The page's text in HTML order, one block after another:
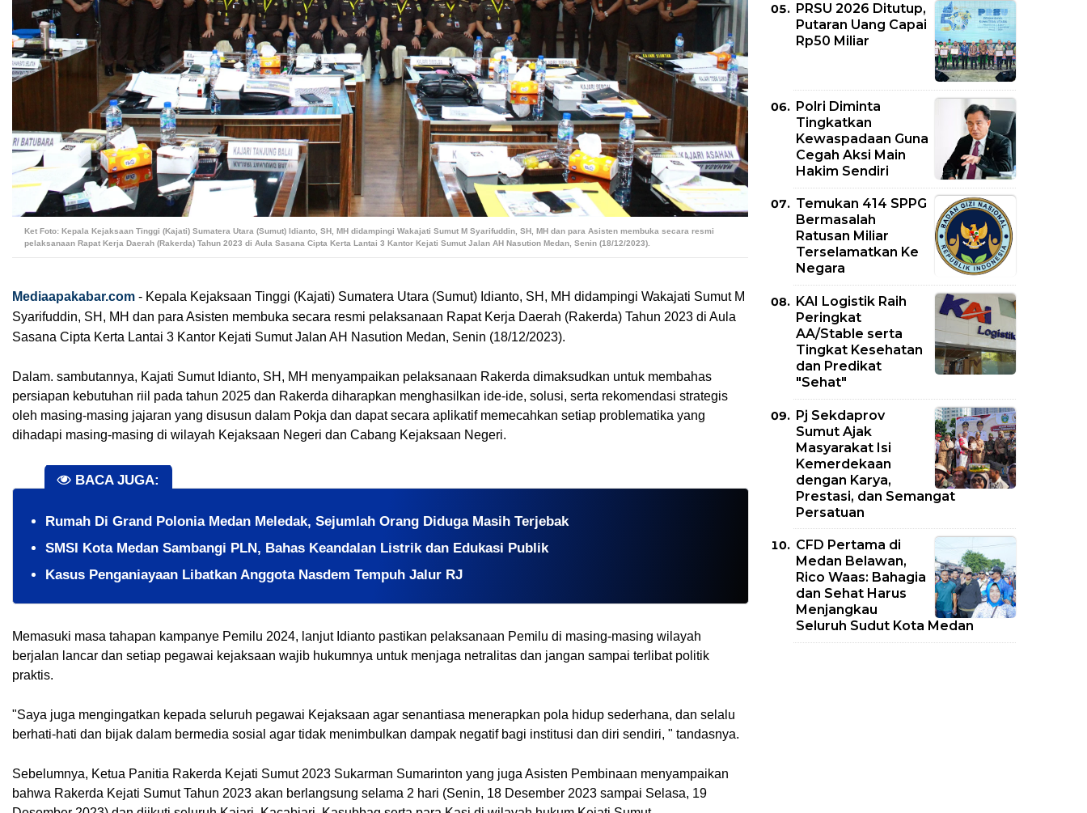
Ket Foto: Kepala Kejaksaan Tinggi (Kajati) Sumatera Utara (Sumut) Idianto, SH, MH didampingi Wakajati Sumut M Syarifuddin, SH, MH dan para Asisten membuka secara resmi
pelaksanaan Rapat Kerja Daerah (Rakerda) Tahun 2023 di Aula Sasana Cipta Kerta Lantai 3 Kantor Kejati Sumut Jalan AH Nasution Medan, Senin (18/12/2023).
Mediaapakabar.com - Kepala Kejaksaan Tinggi (Kajati) Sumatera Utara (Sumut) Idianto, SH, MH didampingi Wakajati Sumut M
Syarifuddin, SH, MH dan para Asisten membuka secara resmi pelaksanaan Rapat Kerja Daerah (Rakerda) Tahun 2023 di Aula
Sasana Cipta Kerta Lantai 3 Kantor Kejati Sumut Jalan AH Nasution Medan, Senin (18/12/2023).
Dalam. sambutannya, Kajati Sumut Idianto, SH, MH menyampaikan pelaksanaan Rakerda dimaksudkan untuk membahas
persiapan kebutuhan riil pada tahun 2025 dan Rakerda diharapkan menghasilkan ide-ide, solusi, serta rekomendasi strategis
oleh masing-masing jajaran yang disusun dalam Pokja dan dapat secara aplikatif memecahkan setiap problematika yang
dihadapi masing-masing di wilayah Kejaksaan Negeri dan Cabang Kejaksaan Negeri.
BACA JUGA:
Rumah Di Grand Polonia Medan Meledak, Sejumlah Orang Diduga Masih Terjebak
SMSI Kota Medan Sambangi PLN, Bahas Keandalan Listrik dan Edukasi Publik
Kasus Penganiayaan Libatkan Anggota Nasdem Tempuh Jalur RJ
Memasuki masa tahapan kampanye Pemilu 2024, lanjut Idianto pastikan pelaksanaan Pemilu di masing-masing wilayah
berjalan lancar dan setiap pegawai kejaksaan wajib hukumnya untuk menjaga netralitas dan jangan sampai terlibat politik
praktis.
"Saya juga mengingatkan kepada seluruh pegawai Kejaksaan agar senantiasa menerapkan pola hidup sederhana, dan selalu
berhati-hati dan bijak dalam bermedia sosial agar tidak menimbulkan dampak negatif bagi institusi dan diri sendiri, " tandasnya.
Sebelumnya, Ketua Panitia Rakerda Kejati Sumut 2023 Sukarman Sumarinton yang juga Asisten Pembinaan menyampaikan
bahwa Rakerda Kejati Sumut Tahun 2023 akan berlangsung selama 2 hari (Senin, 18 Desember 2023 sampai Selasa, 19
PRSU 2026 Ditutup,
Putaran Uang Capai
Rp50 Miliar
Polri Diminta
Tingkatkan
Kewaspadaan Guna
Cegah Aksi Main
Hakim Sendiri
Temukan 414 SPPG
Bermasalah
Ratusan Miliar
Terselamatkan Ke
Negara
KAI Logistik Raih
Peringkat
AA/Stable serta
Tingkat Kesehatan
dan Predikat
"Sehat"
Pj Sekdaprov
Sumut Ajak
Masyarakat Isi
Kemerdekaan
dengan Karya,
Prestasi, dan Semangat
Persatuan
CFD Pertama di
Medan Belawan,
Rico Waas: Bahagia
dan Sehat Harus
Menjangkau
Seluruh Sudut Kota Medan